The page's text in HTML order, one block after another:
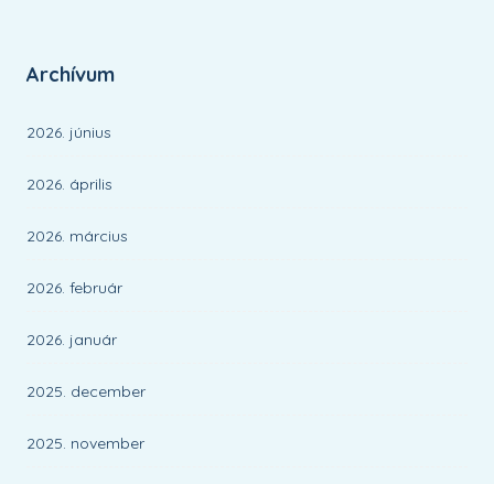
Archívum
2026. június
2026. április
2026. március
2026. február
2026. január
2025. december
2025. november